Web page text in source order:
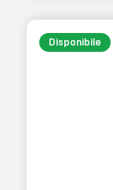
Disponibile